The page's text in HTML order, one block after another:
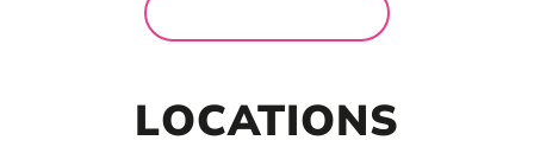
LOCATIONS